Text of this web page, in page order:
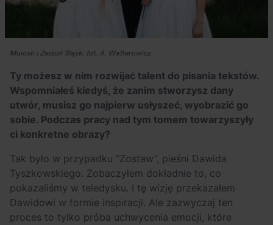
Muiosh i Zespół Śląsk, fot. A. Walterowicz
Ty możesz w nim rozwijać talent do pisania tekstów.
Wspomniałeś kiedyś, że zanim stworzysz dany
utwór, musisz go najpierw usłyszeć, wyobrazić go
sobie. Podczas pracy nad tym tomem towarzyszyły
ci konkretne obrazy?
Tak było w przypadku “Zostaw”, pieśni Dawida
Tyszkowskiego. Zobaczyłem dokładnie to, co
pokazaliśmy w teledysku. I tę wizję przekazałem
Dawidowi w formie inspiracji. Ale zazwyczaj ten
proces to tylko próba uchwycenia emocji, które